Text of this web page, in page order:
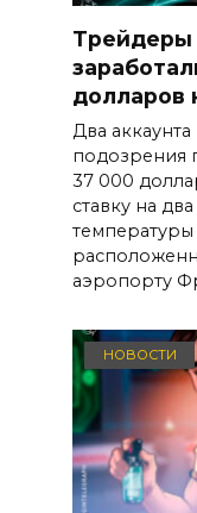
Трейдеры
долларов
Два
подозрения
37 000
ставку на
аэропорту
НОВОСТИ